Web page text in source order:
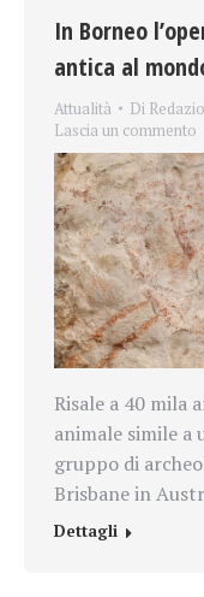
In Borneo
antica al
Attualità Di
Lascia un commento
Risale a 40 mila
animale simile a
gruppo di
Brisbane in
Dettagli